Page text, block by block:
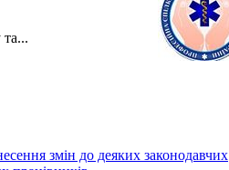
змін до деяких законодавчих